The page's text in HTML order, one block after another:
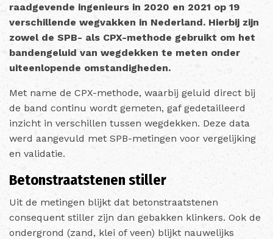
raadgevende ingenieurs in 2020 en 2021 op 19
verschillende wegvakken in Nederland. Hierbij zijn
zowel de SPB- als CPX-methode gebruikt om het
bandengeluid van wegdekken te meten onder
uiteenlopende omstandigheden.
Met name de CPX-methode, waarbij geluid direct bij
de band continu wordt gemeten, gaf gedetailleerd
inzicht in verschillen tussen wegdekken. Deze data
werd aangevuld met SPB-metingen voor vergelijking
en validatie.
Betonstraatstenen stiller
Uit de metingen blijkt dat betonstraatstenen
consequent stiller zijn dan gebakken klinkers. Ook de
ondergrond (zand, klei of veen) blijkt nauwelijks